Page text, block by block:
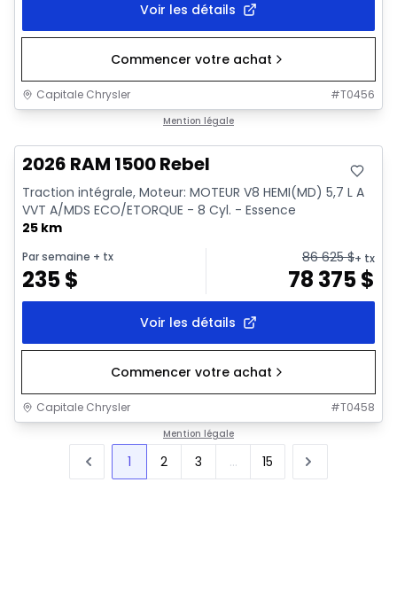
Voir les détails
Commencer votre achat
Capitale Chrysler #T0456
Mention légale
2026 RAM 1500 Rebel
Traction intégrale, Moteur: MOTEUR V8 HEMI(MD) 5,7 L A
VVT A/MDS ECO/ETORQUE - 8 Cyl. - Essence
25 km
Par semaine + tx
235$
86 625$+ tx
78 375$
Voir les détails
Commencer votre achat
Capitale Chrysler #T0458
Mention légale
1 2 3 ... 15